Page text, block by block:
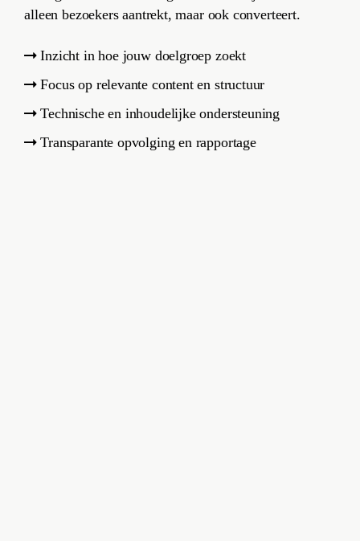
alleen bezoekers aantrekt, maar ook converteert.
Inzicht in hoe jouw doelgroep zoekt
Focus op relevante content en structuur
Technische en inhoudelijke ondersteuning
Transparante opvolging en rapportage